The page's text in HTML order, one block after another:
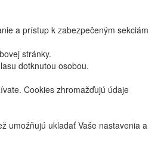
a prístup k zabezpečeným sekciám
stránky.
dotknutou osobou.
Cookies zhromažďujú údaje
umožňujú ukladať Vaše nastavenia a